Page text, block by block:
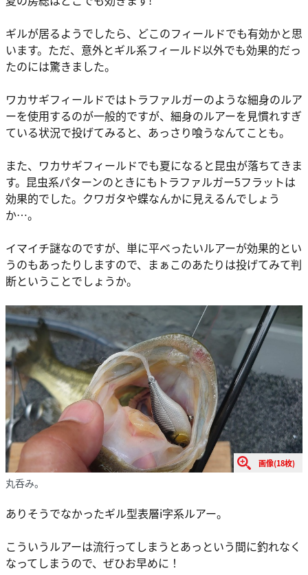
ギルが居るようでしたら、どこのフィールドでも有効かと思
います。ただ、意外とギル系フィールド以外でも効果的だっ
たのには驚きました。
ワカサギフィールドではトラファルガーのような細身のルア
ーを使用するのが一般的ですが、細身のルアーを見慣れすぎ
ている状況で投げてみると、あっさり喰うなんてことも。
また、ワカサギフィールドでも夏になると昆虫が落ちてきま
す。昆虫系パターンのときにもトラファルガー5フラットは
効果的でした。クワガタや蝶なんかに見えるんでしょう
か…。
イマイチ謎なのですが、単に平べったいルアーが効果的とい
うのもあったりしますので、まぁこのあたりは投げてみて判
断ということでしょうか。
画像(18枚)
丸呑み。
ありそうでなかったギル型表層i字系ルアー。
こういうルアーは流行ってしまうとあっという間に釣れなく
なってしまうので、ぜひお早めに！